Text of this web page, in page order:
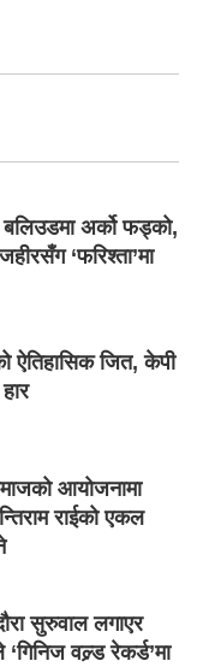
बलिउडमा अर्को फड्को,
‘फरिश्ता’मा
ऐतिहासिक जित, केपी
आयोजनामा
राईको एकल
सुरुवाल लगाएर
वल्र्ड रेकर्ड’मा